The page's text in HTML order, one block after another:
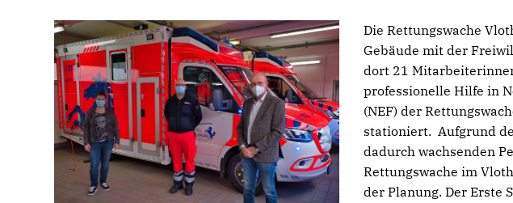
Die Rettungswache
Gebäude mit der
dort 21
professionelle Hilfe in
(NEF) der
stationiert. Aufgrund
dadurch wachsenden
Rettungswache im
der Planung. Der Erste